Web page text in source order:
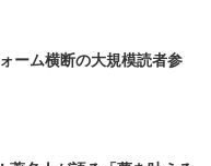
ーム横断の大規模読者参